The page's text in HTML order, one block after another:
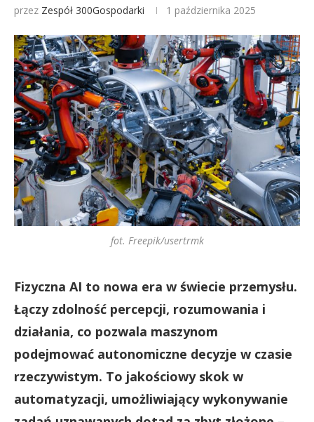
przez Zespół 300Gospodarki 1 października 2025
fot. Freepik/usertrmk
Fizyczna AI to nowa era w świecie przemysłu.
Łączy zdolność percepcji, rozumowania i
działania, co pozwala maszynom
podejmować autonomiczne decyzje w czasie
rzeczywistym. To jakościowy skok w
automatyzacji, umożliwiający wykonywanie